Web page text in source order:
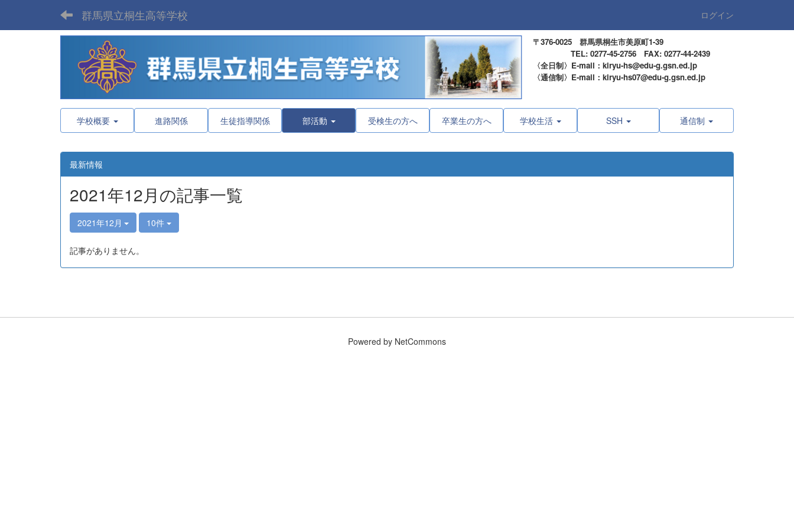
群馬県立桐生高等学校 ログイン
〒376-0025 群馬県桐生市美原町1-39
TEL: 0277-45-2756 FAX: 0277-44-2439
〈全日制〉E-mail：kiryu-hs@edu-g.gsn.ed.jp
〈通信制〉E-mail：kiryu-hs07@edu-g.gsn.ed.jp
学校概要 進路関係 生徒指導関係 部活動 受検生の方へ 卒業生の方へ 学校生活 SSH 通信制
最新情報
2021年12月の記事一覧
2021年12月 10件
記事がありません。
Powered by NetCommons